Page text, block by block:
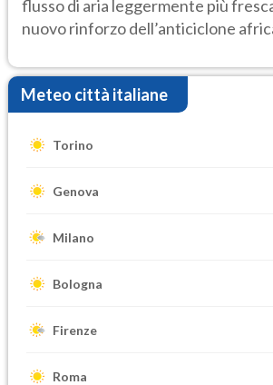
flusso di aria leggermente più
nuovo rinforzo dell’anticiclone
Meteo città italiane
Torino
Genova
Milano
Bologna
Firenze
Roma